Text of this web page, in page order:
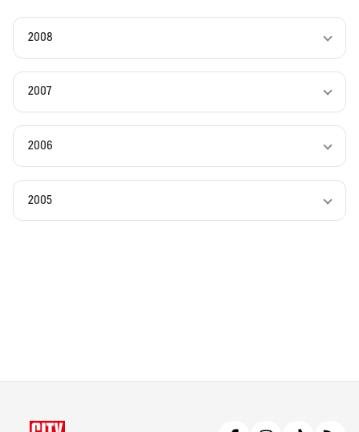
2008
2007
2006
2005